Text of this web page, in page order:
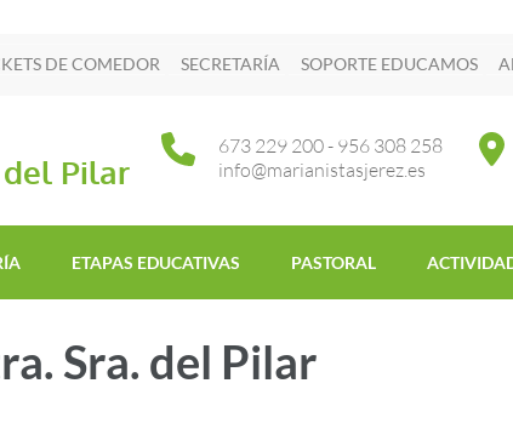
DE COMEDOR SECRETARÍA SOPORTE EDUCAMOS
Pilar
673 229 200 - 956 308 258
info@marianistasjerez.es
ETAPAS EDUCATIVAS PASTORAL
Sra. del Pilar